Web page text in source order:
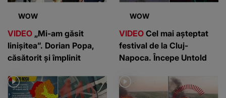
WOW
VIDEO „Mi-am găsit
linișitea”. Dorian Popa,
căsătorit și împlinit
WOW
VIDEO Cel mai așteptat
festival de la Cluj-
Napoca. Începe Untold